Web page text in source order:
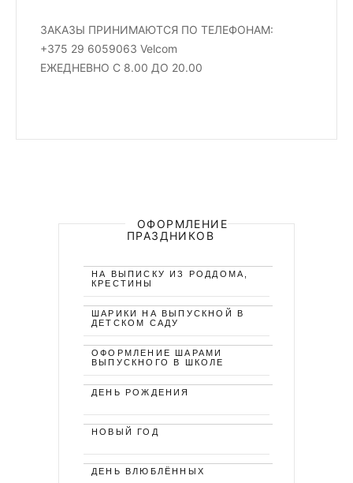
ЗАКАЗЫ ПРИНИМАЮТСЯ ПО ТЕЛЕФОНАМ:
+375 29 6059063 Velcom
ЕЖЕДНЕВНО С 8.00 ДО 20.00
ОФОРМЛЕНИЕ
ПРАЗДНИКОВ
НА ВЫПИСКУ ИЗ РОДДОМА,
КРЕСТИНЫ
ШАРИКИ НА ВЫПУСКНОЙ В
ДЕТСКОМ САДУ
ОФОРМЛЕНИЕ ШАРАМИ
ВЫПУСКНОГО В ШКОЛЕ
ДЕНЬ РОЖДЕНИЯ
НОВЫЙ ГОД
ДЕНЬ ВЛЮБЛЁННЫХ